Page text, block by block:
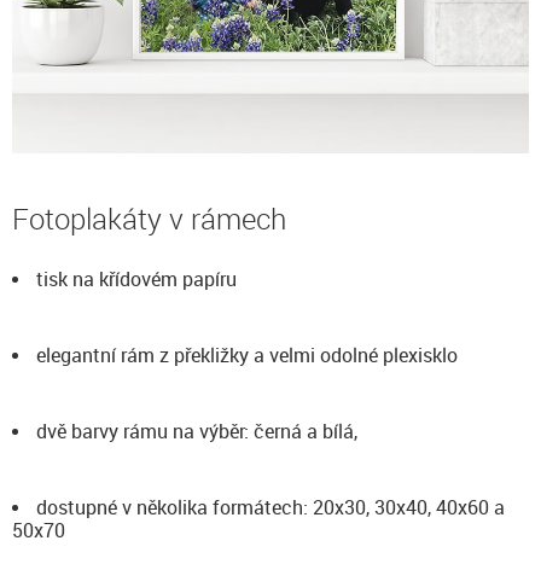
Fotoplakáty v rámech
tisk na křídovém papíru
elegantní rám z překližky a velmi odolné plexisklo
dvě barvy rámu na výběr: černá a bílá,
dostupné v několika formátech: 20x30, 30x40, 40x60 a
50x70